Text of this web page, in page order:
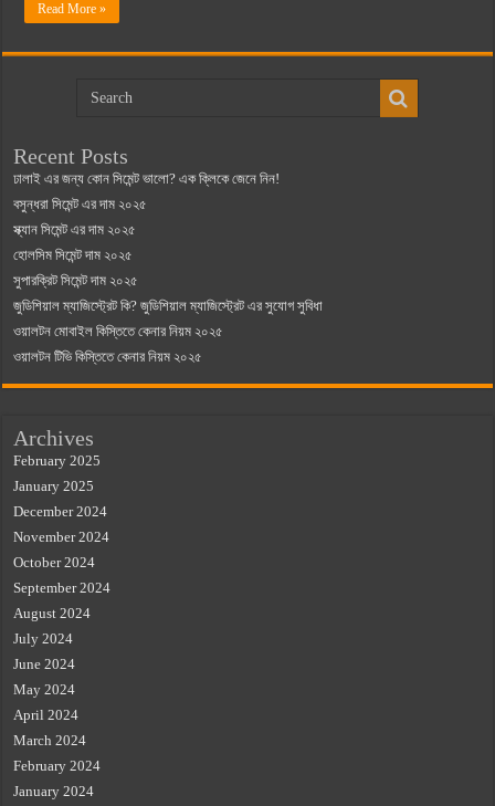
Read More »
Recent Posts
ঢালাই এর জন্য কোন সিমেন্ট ভালো? এক ক্লিকে জেনে নিন!
বসুন্ধরা সিমেন্ট এর দাম ২০২৫
স্ক্যান সিমেন্ট এর দাম ২০২৫
হোলসিম সিমেন্ট দাম ২০২৫
সুপারক্রিট সিমেন্ট দাম ২০২৫
জুডিশিয়াল ম্যাজিস্ট্রেট কি? জুডিশিয়াল ম্যাজিস্ট্রেট এর সুযোগ সুবিধা
ওয়ালটন মোবাইল কিস্তিতে কেনার নিয়ম ২০২৫
ওয়ালটন টিভি কিস্তিতে কেনার নিয়ম ২০২৫
Archives
February 2025
January 2025
December 2024
November 2024
October 2024
September 2024
August 2024
July 2024
June 2024
May 2024
April 2024
March 2024
February 2024
January 2024